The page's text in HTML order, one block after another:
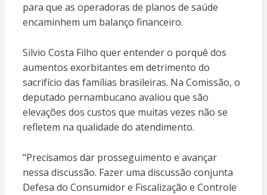
para que as operadoras de planos de saúde
encaminhem um balanço financeiro.
Silvio Costa Filho quer entender o porquê dos
aumentos exorbitantes em detrimento do
sacrifício das famílias brasileiras. Na Comissão, o
deputado pernambucano avaliou que são
elevações dos custos que muitas vezes não se
refletem na qualidade do atendimento.
“Precisamos dar prosseguimento e avançar
nessa discussão. Fazer uma discussão conjunta
Defesa do Consumidor e Fiscalização e Controle